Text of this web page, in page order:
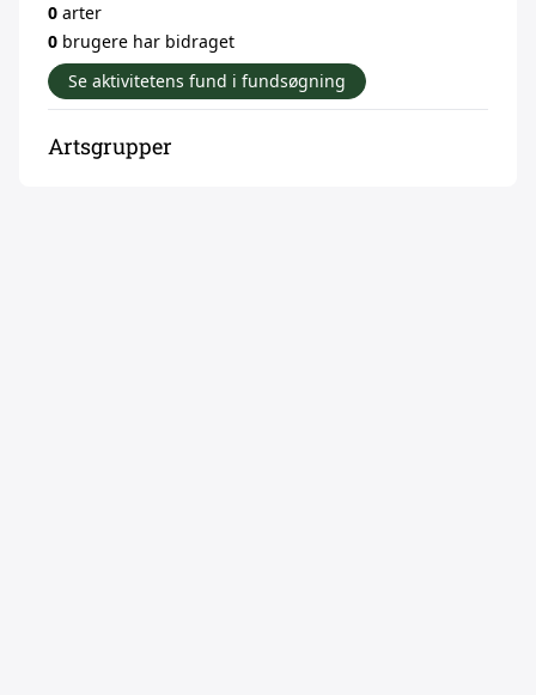
0 arter
0 brugere har bidraget
Se aktivitetens fund i fundsøgning
Artsgrupper